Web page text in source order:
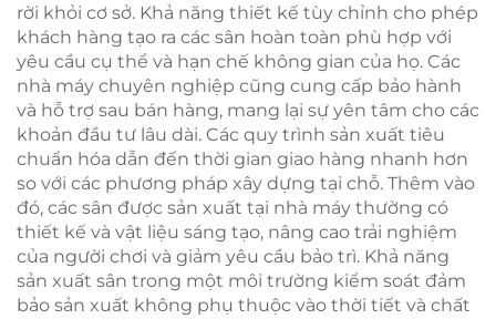
rời khỏi cơ sở. Khả năng thiết kế tùy chỉnh cho phép
khách hàng tạo ra các sân hoàn toàn phù hợp với
yêu cầu cụ thể và hạn chế không gian của họ. Các
nhà máy chuyên nghiệp cũng cung cấp bảo hành
và hỗ trợ sau bán hàng, mang lại sự yên tâm cho các
khoản đầu tư lâu dài. Các quy trình sản xuất tiêu
chuẩn hóa dẫn đến thời gian giao hàng nhanh hơn
so với các phương pháp xây dựng tại chỗ. Thêm vào
đó, các sân được sản xuất tại nhà máy thường có
thiết kế và vật liệu sáng tạo, nâng cao trải nghiệm
của người chơi và giảm yêu cầu bảo trì. Khả năng
sản xuất sân trong một môi trường kiểm soát đảm
bảo sản xuất không phụ thuộc vào thời tiết và chất